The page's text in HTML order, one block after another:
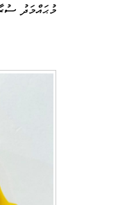
މުޙައްމަދު